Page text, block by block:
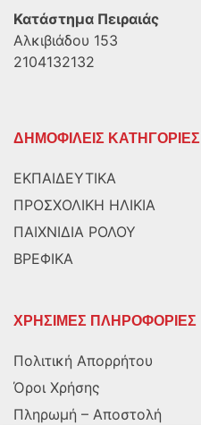
Κατάστημα Πειραιάς
Αλκιβιάδου 153
2104132132
ΔΗΜΟΦΙΛΕΙΣ ΚΑΤΗΓΟΡΙΕΣ
ΕΚΠΑΙΔΕΥΤΙΚΑ
ΠΡΟΣΧΟΛΙΚΗ ΗΛΙΚΙΑ
ΠΑΙΧΝΙΔΙΑ ΡΟΛΟΥ
ΒΡΕΦΙΚΑ
ΧΡΗΣΙΜΕΣ ΠΛΗΡΟΦΟΡΙΕΣ
Πολιτική Απορρήτου
Όροι Χρήσης
Πληρωμή – Αποστολή